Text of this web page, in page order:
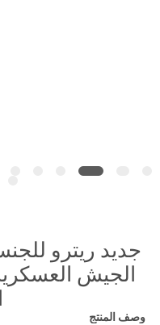
جديد ريترو
الجيش
وصف المنتج